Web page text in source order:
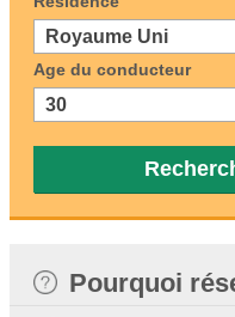
Age du conducteur
Pourquoi